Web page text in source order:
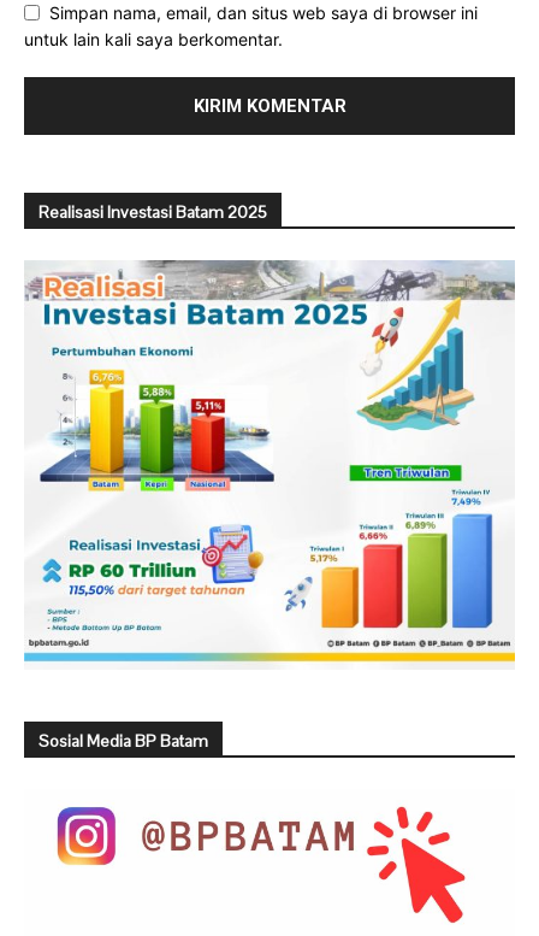
Simpan nama, email, dan situs web saya di browser ini
untuk lain kali saya berkomentar.
Realisasi Investasi Batam 2025
Sosial Media BP Batam